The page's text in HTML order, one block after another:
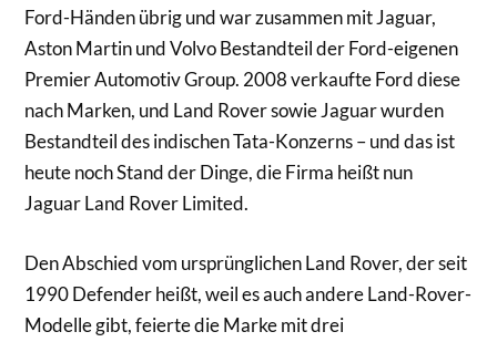
Ford-Händen übrig und war zusammen mit Jaguar,
Aston Martin und Volvo Bestandteil der Ford-eigenen
Premier Automotiv Group. 2008 verkaufte Ford diese
nach Marken, und Land Rover sowie Jaguar wurden
Bestandteil des indischen Tata-Konzerns – und das ist
heute noch Stand der Dinge, die Firma heißt nun
Jaguar Land Rover Limited.
Den Abschied vom ursprünglichen Land Rover, der seit
1990 Defender heißt, weil es auch andere Land-Rover-
Modelle gibt, feierte die Marke mit drei